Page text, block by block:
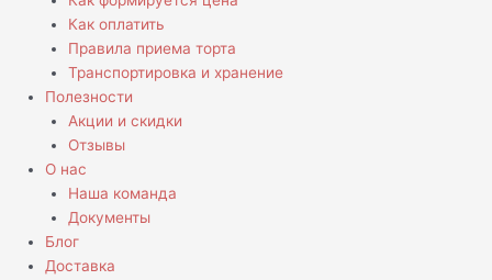
Как оплатить
Правила приема торта
Транспортировка и хранение
Полезности
Акции и скидки
Отзывы
О нас
Наша команда
Документы
Блог
Доставка